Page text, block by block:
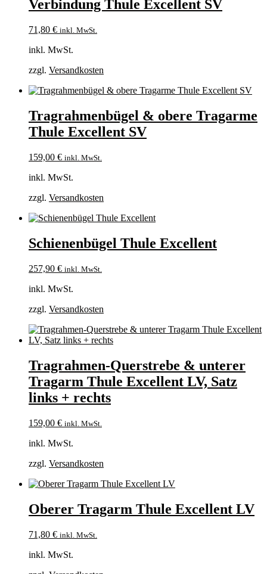
Verbindung Thule Excellent SV
71,80 € inkl. MwSt.
inkl. MwSt.
zzgl. Versandkosten
Tragrahmenbügel & obere Tragarme
Thule Excellent SV
159,00 € inkl. MwSt.
inkl. MwSt.
zzgl. Versandkosten
Schienenbügel Thule Excellent
257,90 € inkl. MwSt.
inkl. MwSt.
zzgl. Versandkosten
Tragrahmen-Querstrebe & unterer
Tragarm Thule Excellent LV, Satz
links + rechts
159,00 € inkl. MwSt.
inkl. MwSt.
zzgl. Versandkosten
Oberer Tragarm Thule Excellent LV
71,80 € inkl. MwSt.
inkl. MwSt.